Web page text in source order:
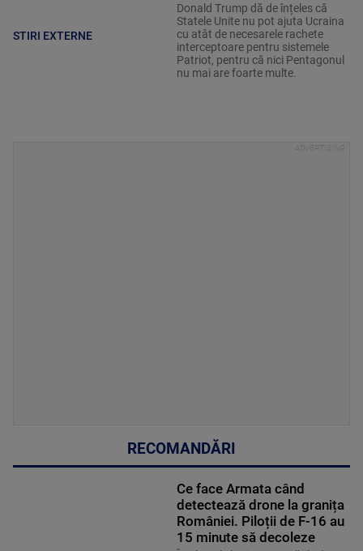
STIRI EXTERNE
Donald Trump dă de înțeles că
Statele Unite nu pot ajuta Ucraina
cu atât de necesarele rachete
interceptoare pentru sistemele
Patriot, pentru că nici Pentagonul
nu mai are foarte multe.
RECOMANDĂRI
Ce face Armata când
detectează drone la granița
României. Piloții de F-16 au
15 minute să decoleze